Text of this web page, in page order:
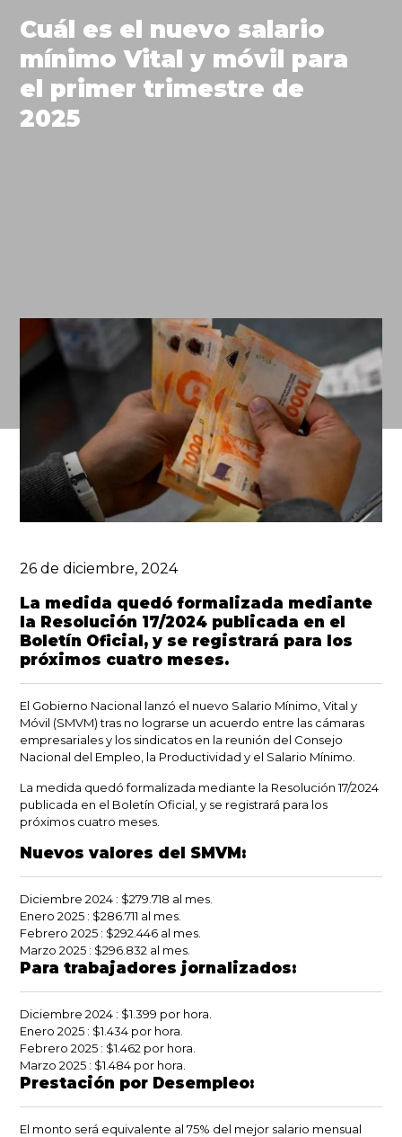
Cuál es el nuevo salario
mínimo Vital y móvil para
el primer trimestre de
2025
26 de diciembre, 2024
La medida quedó formalizada mediante
la Resolución 17/2024 publicada en el
Boletín Oficial, y se registrará para los
próximos cuatro meses.
El Gobierno Nacional lanzó el nuevo Salario Mínimo, Vital y
Móvil (SMVM) tras no lograrse un acuerdo entre las cámaras
empresariales y los sindicatos en la reunión del Consejo
Nacional del Empleo, la Productividad y el Salario Mínimo.
La medida quedó formalizada mediante la Resolución 17/2024
publicada en el Boletín Oficial, y se registrará para los
próximos cuatro meses.
Nuevos valores del SMVM:
Diciembre 2024 : $279.718 al mes.
Enero 2025 : $286.711 al mes.
Febrero 2025 : $292.446 al mes.
Marzo 2025 : $296.832 al mes.
Para trabajadores jornalizados:
Diciembre 2024 : $1.399 por hora.
Enero 2025 : $1.434 por hora.
Febrero 2025 : $1.462 por hora.
Marzo 2025 : $1.484 por hora.
Prestación por Desempleo:
El monto será equivalente al75% del mejor salario mensual